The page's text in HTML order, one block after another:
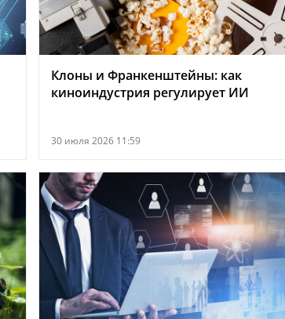
Клоны и Франкенштейны: как
киноиндустрия регулирует ИИ
30 июля 2026 11:59